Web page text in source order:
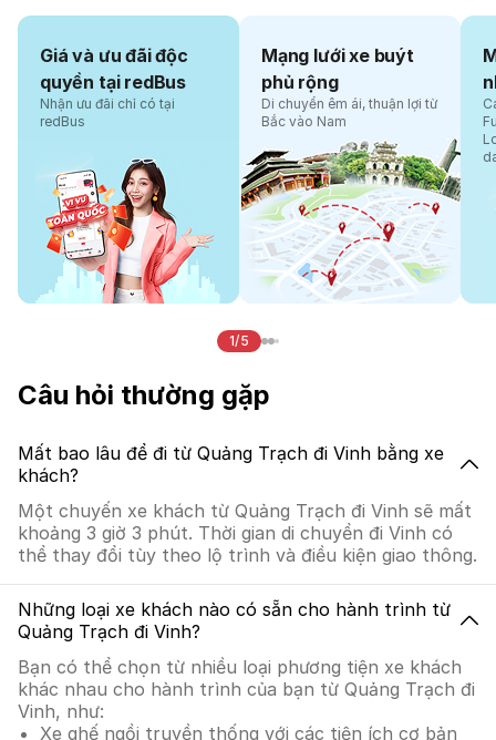
Giá và ưu đãi độc
quyền tại redBus
Nhận ưu đãi chỉ có tại
redBus
Mạng lưới xe buýt
phủ rộng
Di chuyển êm ái, thuận lợi từ
Bắc vào Nam
1/5
Câu hỏi thường gặp
Mất bao lâu để đi từ Quảng Trạch đi Vinh bằng xe
khách?
Một chuyến xe khách từ Quảng Trạch đi Vinh sẽ mất
khoảng 3 giờ 3 phút. Thời gian di chuyển đi Vinh có
thể thay đổi tùy theo lộ trình và điều kiện giao thông.
Những loại xe khách nào có sẵn cho hành trình từ
Quảng Trạch đi Vinh?
Bạn có thể chọn từ nhiều loại phương tiện xe khách
khác nhau cho hành trình của bạn từ Quảng Trạch đi
Vinh, như:
Xe ghế ngồi truyền thống với các tiện ích cơ bản